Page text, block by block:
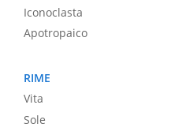
Iconoclasta
Apotropaico
RIME
Vita
Sole